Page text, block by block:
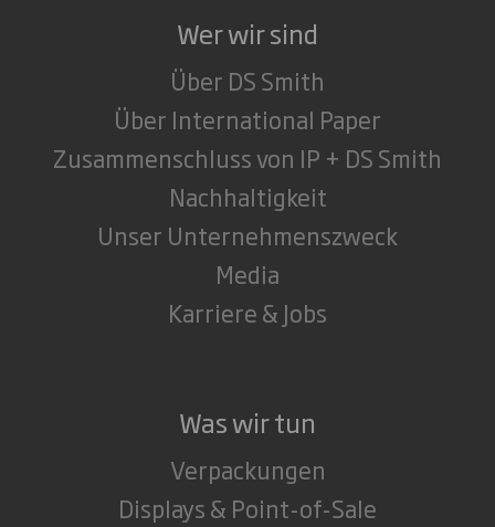
Wer wir sind
Über DS Smith
Über International Paper
Zusammenschluss von IP + DS Smith
Nachhaltigkeit
Unser Unternehmenszweck
Media
Karriere & Jobs
Was wir tun
Verpackungen
Displays & Point-of-Sale